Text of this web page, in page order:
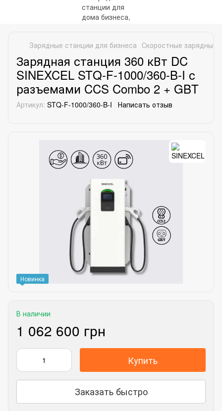
Зарядные станции для бизнеса Скоростные зарядные
Зарядная станция 360 кВт DC
SINEXCEL STQ-F-1000/360-B-I с
разъемами CCS Combo 2 + GBT
Артикул: STQ-F-1000/360-B-I Написать отзыв
Новинка
В наличии
1 062 600 грн
Купить
Заказать быстро